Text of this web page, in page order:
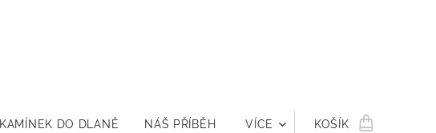
KAMÍNEK DO DLANĚ NÁŠ PŘÍBĚH VÍCE KOŠÍK